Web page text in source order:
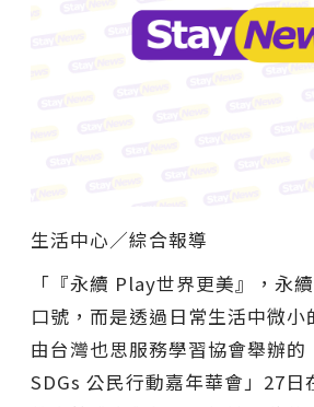
生活中心／綜合報導
「『永續 Play世界更美』，永
口號，而是透過日常生活中微小
由台灣也思服務學習協會舉辦的
SDGs 公民行動嘉年華會」27日